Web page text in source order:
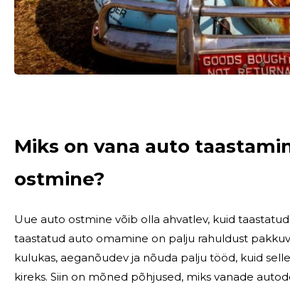
Miks on vana auto
ostmine?
Uue auto ostmine võib olla ahvatlev, kuid
taastatud auto omamine on palju rahuldust
kulukas, aeganõudev ja nõuda palju tööd, kuid
kireks. Siin on mõned põhjused, miks vanade